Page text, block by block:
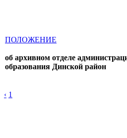
ПОЛОЖЕНИЕ
об архивном отделе
образования Динской район
‹ 1